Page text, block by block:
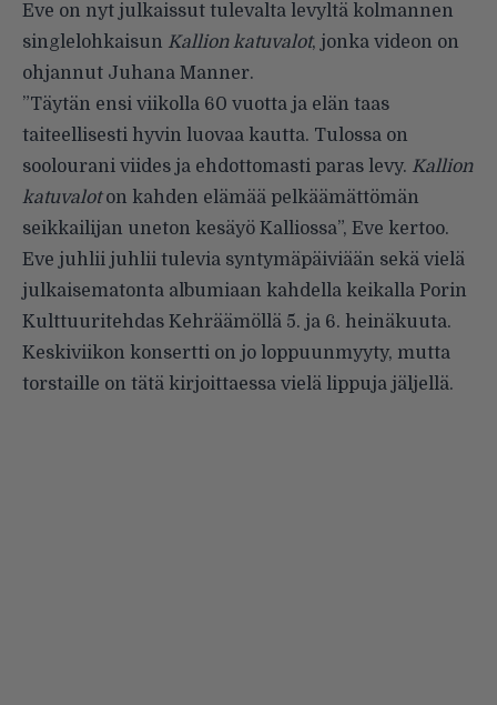
Eve on nyt julkaissut tulevalta levyltä kolmannen
singlelohkaisun Kallion katuvalot, jonka videon on
ohjannut Juhana Manner.
”Täytän ensi viikolla 60 vuotta ja elän taas
taiteellisesti hyvin luovaa kautta. Tulossa on
soolourani viides ja ehdottomasti paras levy. Kallion
katuvaloton kahden elämää pelkäämättömän
seikkailijan uneton kesäyö Kalliossa”, Eve kertoo.
Eve juhlii juhlii tulevia syntymäpäiviään sekä vielä
julkaisematonta albumiaan kahdella keikalla Porin
Kulttuuritehdas Kehräämöllä 5. ja 6. heinäkuuta.
Keskiviikon konsertti on jo loppuunmyyty, mutta
torstaille on tätä kirjoittaessa vielä lippuja jäljellä.